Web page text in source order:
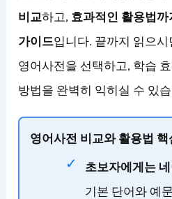
비교하고, 효과적인 활용법
가이드입니다. 끝까지 읽으
영어사전을 선택하고, 학습
방법을 완벽히 익히실 수 있
영어사전 비교와 활용법 핵
초보자에게는
기본 단어와 예